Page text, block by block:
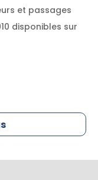
et passages
disponibles sur